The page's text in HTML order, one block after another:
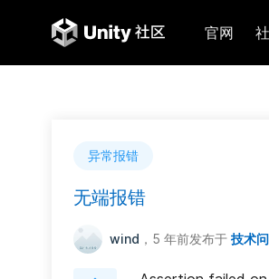
官网
异常报错
无端报错
wind ，5 年前发布于 技术